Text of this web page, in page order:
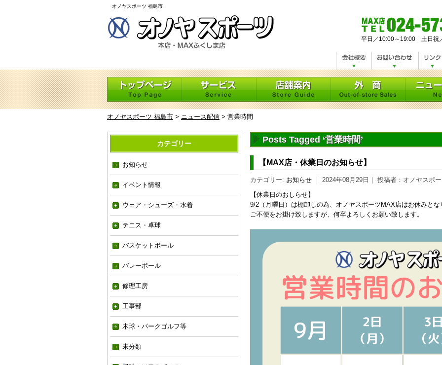
オノヤスポーツ 福島市
平日／10:00～19:00 土日祝
オノヤスポーツ 福島市 > ニュース配信 > 営業時間
カテゴリー
お知らせ
イベント情報
ウェア・シューズ・水着
テニス・卓球
バスケットボール
バレーボール
修理工房
工事部
木球・パークゴルフ等
未分類
Posts Tagged ‘営業時間’
【MAX店・休業日のお知らせ】
カテゴリー: お知らせ ｜ 2024年08月29日｜ 投稿者：オノヤスポ
【休業日のおしらせ】
9/2（月曜日）は棚卸しの為、オノヤスポーツMAX店はお休みとな
ご不便をお掛け致しますが、何卒よろしくお願い致します。